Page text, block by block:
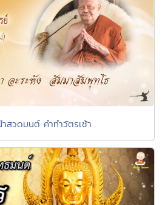
วดมนต์ คำทำวัตรเช้า